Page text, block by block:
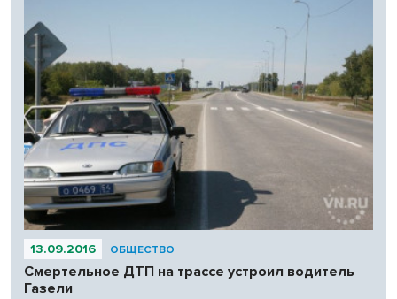
13.09.2016 ОБЩЕСТВО
Смертельное ДТП на трассе устроил водитель
Газели